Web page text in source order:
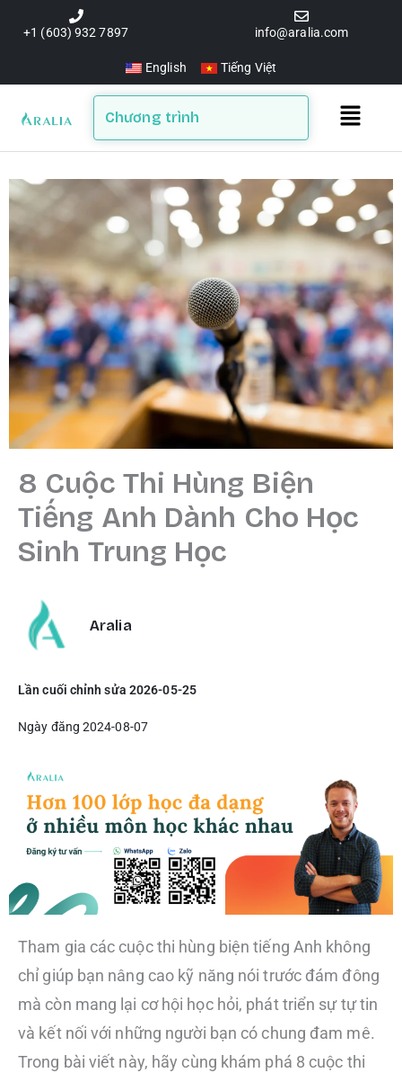
+1 (603) 932 7897 info@aralia.com
English Tiếng Việt
Chương trình
Main
8 Cuộc Thi Hùng Biện
Tiếng Anh Dành Cho Học
Sinh Trung Học
Aralia
Lần cuối chỉnh sửa 2026-05-25
Ngày đăng 2024-08-07
Tham gia các cuộc thi hùng biện tiếng Anh không
chỉ giúp bạn nâng cao kỹ năng nói trước đám đông
mà còn mang lại cơ hội học hỏi, phát triển sự tự tin
và kết nối với những người bạn có chung đam mê.
Trong bài viết này, hãy cùng khám phá 8 cuộc thi